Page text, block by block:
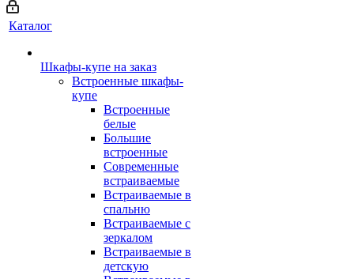
Каталог
Шкафы-купе на заказ
Встроенные шкафы-
купе
Встроенные
белые
Большие
встроенные
Современные
встраиваемые
Встраиваемые в
спальню
Встраиваемые с
зеркалом
Встраиваемые в
детскую